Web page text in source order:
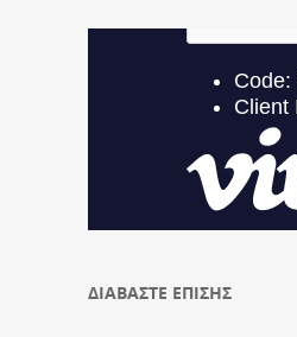
ΔΙΑΒΑΣΤΕ ΕΠΙΣΗΣ